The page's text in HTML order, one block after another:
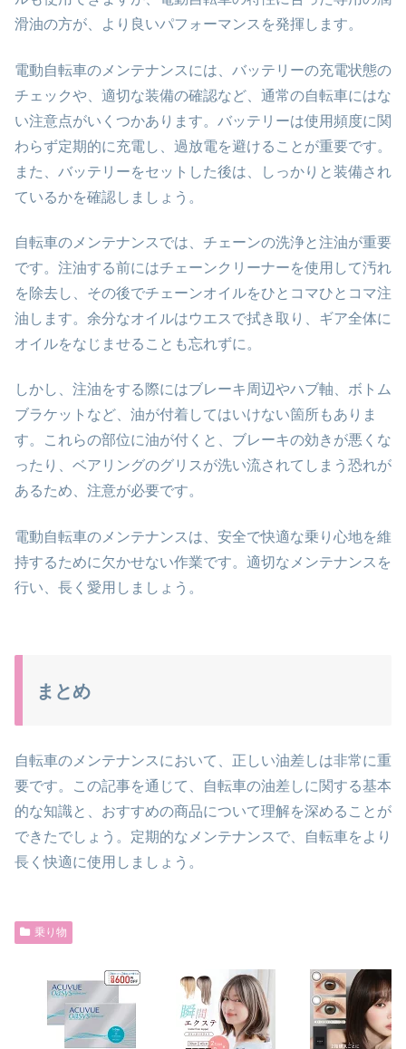
滑油の方が、より良いパフォーマンスを発揮します。
電動自転車のメンテナンスには、バッテリーの充電状態の
チェックや、適切な装備の確認など、通常の自転車にはな
い注意点がいくつかあります。バッテリーは使用頻度に関
わらず定期的に充電し、過放電を避けることが重要です。
また、バッテリーをセットした後は、しっかりと装備され
ているかを確認しましょう。
自転車のメンテナンスでは、チェーンの洗浄と注油が重要
です。注油する前にはチェーンクリーナーを使用して汚れ
を除去し、その後でチェーンオイルをひとコマひとコマ注
油します。余分なオイルはウエスで拭き取り、ギア全体に
オイルをなじませることも忘れずに。
しかし、注油をする際にはブレーキ周辺やハブ軸、ボトム
ブラケットなど、油が付着してはいけない箇所もありま
す。これらの部位に油が付くと、ブレーキの効きが悪くな
ったり、ベアリングのグリスが洗い流されてしまう恐れが
あるため、注意が必要です。
電動自転車のメンテナンスは、安全で快適な乗り心地を維
持するために欠かせない作業です。適切なメンテナンスを
行い、長く愛用しましょう。
まとめ
自転車のメンテナンスにおいて、正しい油差しは非常に重
要です。この記事を通じて、自転車の油差しに関する基本
的な知識と、おすすめの商品について理解を深めることが
できたでしょう。定期的なメンテナンスで、自転車をより
長く快適に使用しましょう。
乗り物